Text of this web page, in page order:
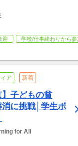
迎 学校/仕事終わりから参
ア 新着
】子どもの貧
消に挑戦│学生ボ
for All